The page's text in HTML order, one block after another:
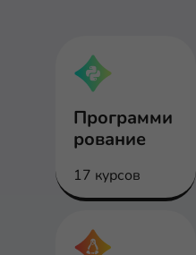
Программи
рование
17 курсов